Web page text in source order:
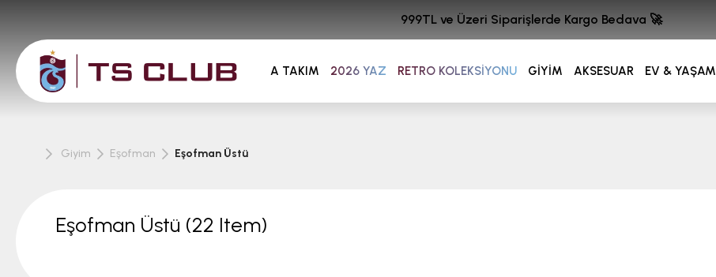
A TAKIM 2026 YAZ RETRO KOLEKSİYONU GİYİM AKSESUAR EV & YAŞAM
999TL ve Üzeri Siparişlerde Kargo Bedava 🚀
Giyim Eşofman Eşofman Üstü
Eşofman Üstü (22 Item)